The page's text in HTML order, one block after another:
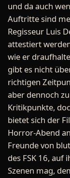
und da auch
Auftritte sind
Regisseur Luis
attestiert
wie er
gibt es nicht
richtigen
aber dennoch
Kritikpunkte,
bietet sich der
Horror-Abend
Freunde von
des FSK 16, auf
Szenen mag,